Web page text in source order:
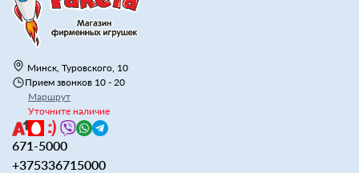
Минск, Туровского, 10
Прием звонков 10 - 20
Маршрут
Уточните наличие
671-5000
+375336715000